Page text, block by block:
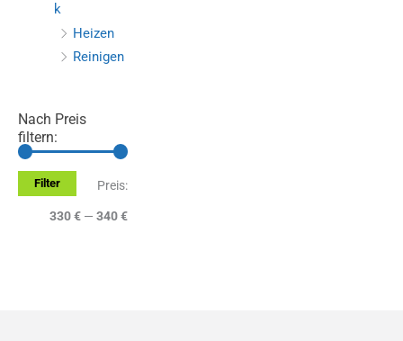
k
Heizen
Reinigen
Nach Preis
filtern:
M
i
M
a
Filter
Preis:
330 € —340 €